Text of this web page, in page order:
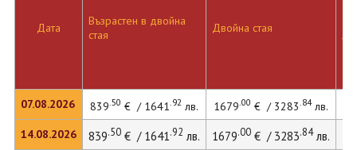
Дата
07.08.2026
14.08.2026
Възрастен в двойна
стая
Двойна стая
839.50 € / 1641.92лв. 1679.00 € / 3283.84лв.
839.50€ / 1641.92 лв. 1679.00€ / 3283.84лв.